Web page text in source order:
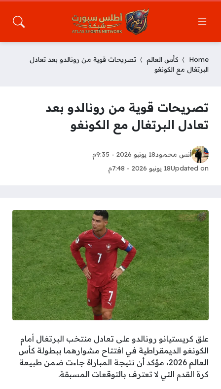
Home كأس العالم
تصريحات قوية من رونالدو بعد تعادل
البرتغال مع الكونغو
تصريحات قوية من رونالدو بعد
تعادل البرتغال مع الكونغو
أنس محمود18 يونيو 2026 - 9:35م
Updated on18 يونيو 2026 - 7:48م
علق كريستيانو رونالدو على تعادل منتخب البرتغال أمام
الكونغو الديمقراطية في افتتاح مشوارهما ببطولة كأس
العالم 2026، مؤكد أن نتيجة المباراة جاءت ضمن طبيعة
كرة القدم التي لا تعترف بالتوقعات المسبقة.